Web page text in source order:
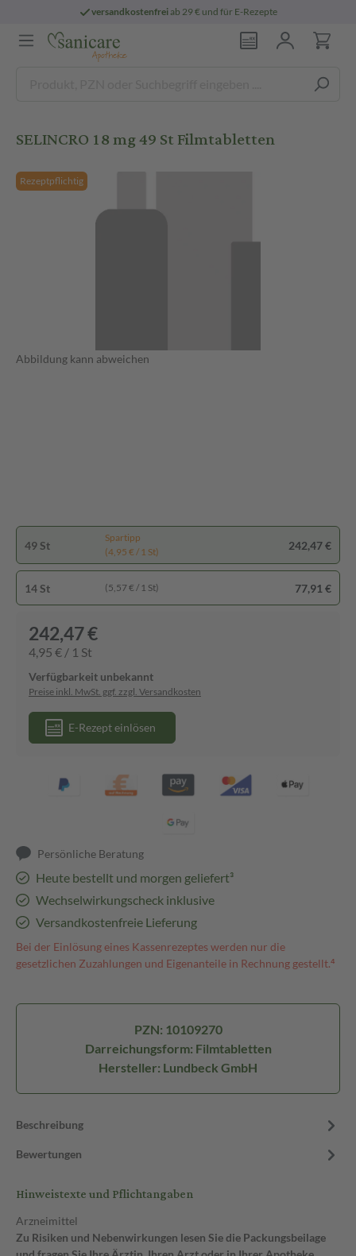
versandkostenfreiab 29 € und für E-Rezepte
SELINCRO 18 mg 49 St Filmtabletten
Rezeptpflichtig
Abbildung kann abweichen
49 St
Spartipp
(4,95 € / 1 St)
242,47 €
14 St (5,57 € / 1 St) 77,91 €
242,47 €
4,95 € / 1 St
Verfügbarkeit unbekannt
Preise inkl. MwSt. ggf. zzgl. Versandkosten
E-Rezept einlösen
Persönliche Beratung
Heute bestellt und morgen geliefert³
Wechselwirkungscheck inklusive
Versandkostenfreie Lieferung
Bei der Einlösung eines Kassenrezeptes werden nur die
gesetzlichen Zuzahlungen und Eigenanteile in Rechnung gestellt.⁴
PZN: 10109270
Darreichungsform: Filmtabletten
Hersteller: Lundbeck GmbH
Beschreibung
Bewertungen
Hinweistexte und Pflichtangaben
Arzneimittel
Zu Risiken und Nebenwirkungen lesen Sie die Packungsbeilage